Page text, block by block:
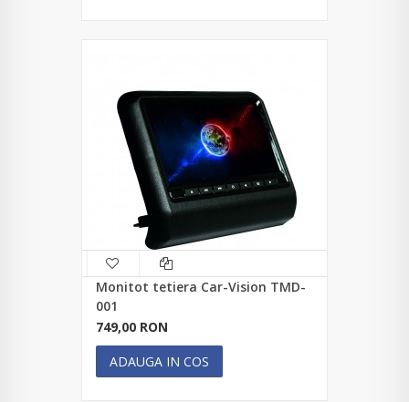
Monitot tetiera Car-Vision TMD-
001
749,00 RON
ADAUGA IN COS